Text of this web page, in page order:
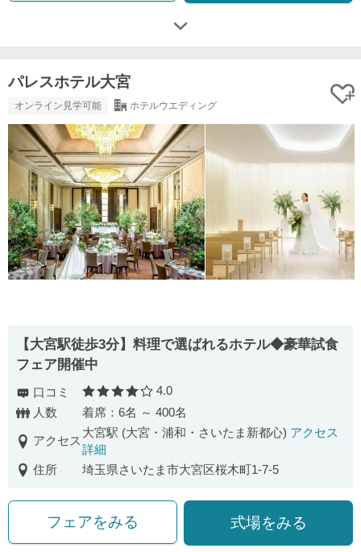
パレスホテル大宮
オンライン見学可能 ホテルウエディング
【大宮駅徒歩3分】料理で選ばれるホテル◆豪華試食
フェア開催中
口コミ 口コミ評価
4.0
人数
着席：6名 ～ 400名
アクセス
大宮駅 (大宮・浦和・さいたま新都心) アクセス
詳細
住所
埼玉県さいたま市大宮区桜木町1-7-5
フェアをみる 式場をみる